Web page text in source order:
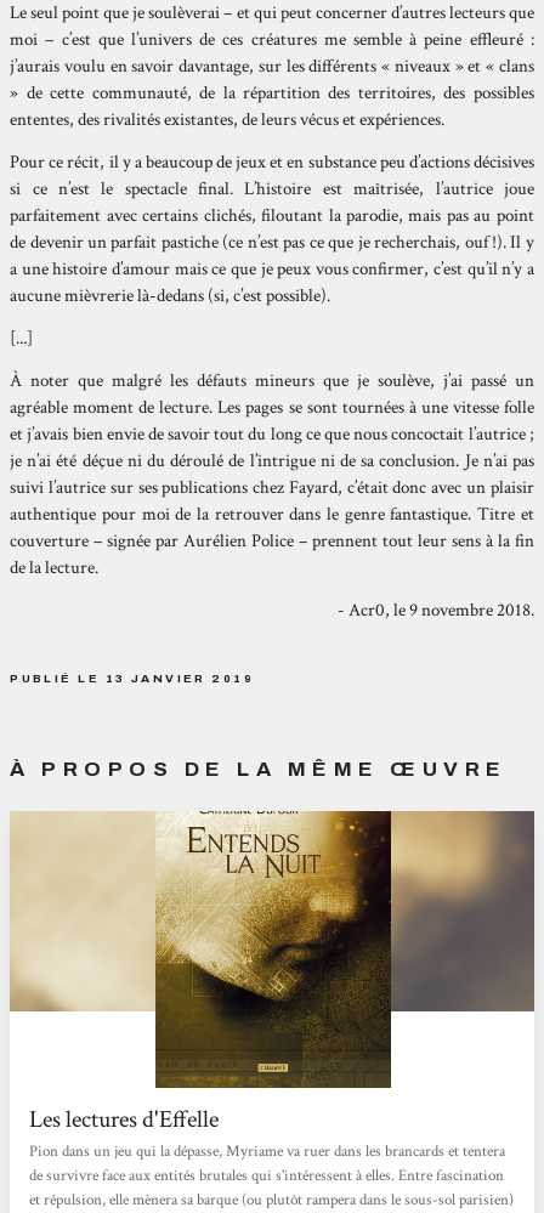
Le seul point que je soulèverai – et qui peut concerner d’autres lecteurs que
moi – c’est que l’univers de ces créatures me semble à peine effleuré :
j’aurais voulu en savoir davantage, sur les différents « niveaux » et « clans
» de cette communauté, de la répartition des territoires, des possibles
ententes, des rivalités existantes, de leurs vécus et expériences.
Pour ce récit, il y a beaucoup de jeux et en substance peu d’actions décisives
si ce n’est le spectacle final. L’histoire est maîtrisée, l’autrice joue
parfaitement avec certains clichés, filoutant la parodie, mais pas au point
de devenir un parfait pastiche (ce n’est pas ce que je recherchais, ouf !). Il y
a une histoire d’amour mais ce que je peux vous confirmer, c’est qu’il n’y a
aucune mièvrerie là-dedans (si, c’est possible).
[...]
À noter que malgré les défauts mineurs que je soulève, j’ai passé un
agréable moment de lecture. Les pages se sont tournées à une vitesse folle
et j’avais bien envie de savoir tout du long ce que nous concoctait l’autrice ;
je n’ai été déçue ni du déroulé de l’intrigue ni de sa conclusion. Je n’ai pas
suivi l’autrice sur ses publications chez Fayard, c’était donc avec un plaisir
authentique pour moi de la retrouver dans le genre fantastique. Titre et
couverture – signée par Aurélien Police – prennent tout leur sens à la fin
de la lecture.
- Acr0, le 9 novembre 2018.
PUBLIÉ LE 13 JANVIER 2019
À PROPOS DE LA MÊME ŒUVRE
Les lectures d'Effelle
Pion dans un jeu qui la dépasse, Myriame va ruer dans les brancards et tentera
de survivre face aux entités brutales qui s'intéressent à elles. Entre fascination
et répulsion, elle mènera sa barque (ou plutôt rampera dans le sous-sol parisien)